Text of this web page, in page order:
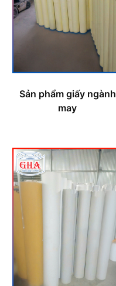
Sản phẩm giấy ngành
may